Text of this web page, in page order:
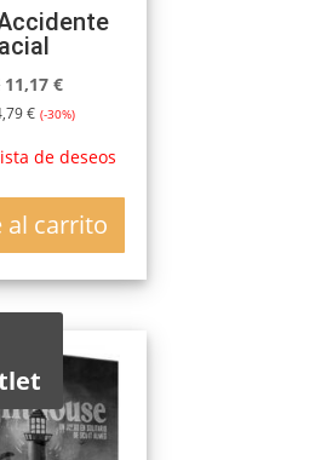
El
precio
era:
15,95 €.
11,17€El
precio
es:
11,17 €.
€ (-30%)
de deseos
al carrito